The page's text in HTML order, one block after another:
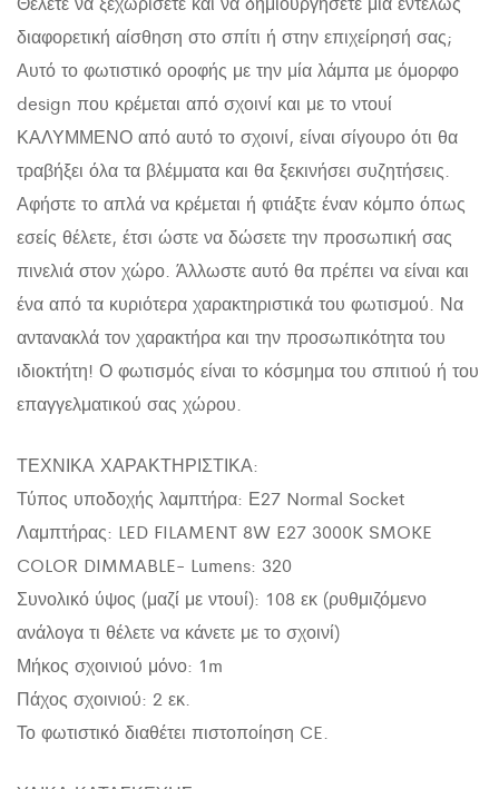
Ε27
quantity
διαφορετική αίσθηση στο σπίτι ή στην επιχείρησή σας;
Αυτό το φωτιστικό οροφής με την μία λάμπα με όμορφο
design που κρέμεται από σχοινί και με το ντουί
ΚΑΛΥΜΜΕΝΟ από αυτό το σχοινί, είναι σίγουρο ότι θα
τραβήξει όλα τα βλέμματα και θα ξεκινήσει συζητήσεις.
Αφήστε το απλά να κρέμεται ή φτιάξτε έναν κόμπο όπως
εσείς θέλετε, έτσι ώστε να δώσετε την προσωπική σας
πινελιά στον χώρο. Άλλωστε αυτό θα πρέπει να είναι και
ένα από τα κυριότερα χαρακτηριστικά του φωτισμού. Να
αντανακλά τον χαρακτήρα και την προσωπικότητα του
ιδιοκτήτη! Ο φωτισμός είναι το κόσμημα του σπιτιού ή του
επαγγελματικού σας χώρου.
ΤΕΧΝΙΚΑ ΧΑΡΑΚΤΗΡΙΣΤΙΚΑ:
Τύπος υποδοχής λαμπτήρα: Ε27 Normal Socket
Λαμπτήρας: LED FILAMENT 8W E27 3000K SMOKE
COLOR DIMMABLE- Lumens: 320
Συνολικό ύψος (μαζί με ντουί): 108 εκ (ρυθμιζόμενο
ανάλογα τι θέλετε να κάνετε με το σχοινί)
Μήκος σχοινιού μόνο: 1m
Πάχος σχοινιού: 2 εκ.
Το φωτιστικό διαθέτει πιστοποίηση CE.